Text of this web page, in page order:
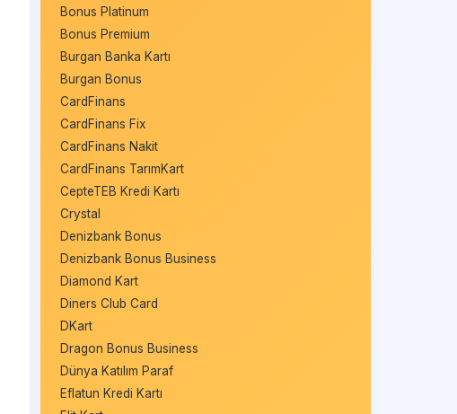
Bonus Platinum
Bonus Premium
Burgan Banka Kartı
Burgan Bonus
CardFinans
CardFinans Fix
CardFinans Nakit
CardFinans TarımKart
CepteTEB Kredi Kartı
Crystal
Denizbank Bonus
Denizbank Bonus Business
Diamond Kart
Diners Club Card
DKart
Dragon Bonus Business
Dünya Katılım Paraf
Eflatun Kredi Kartı